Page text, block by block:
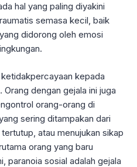
hal yang paling diyakini
semasa kecil, baik
didorong oleh emosi
kepada
dengan gejala ini juga
orang-orang di
sering ditampakan dari
atau menujukan sikap
orang yang baru
paranoia sosial adalah gejala